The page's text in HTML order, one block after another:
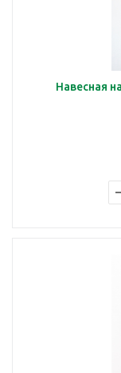
Навесная